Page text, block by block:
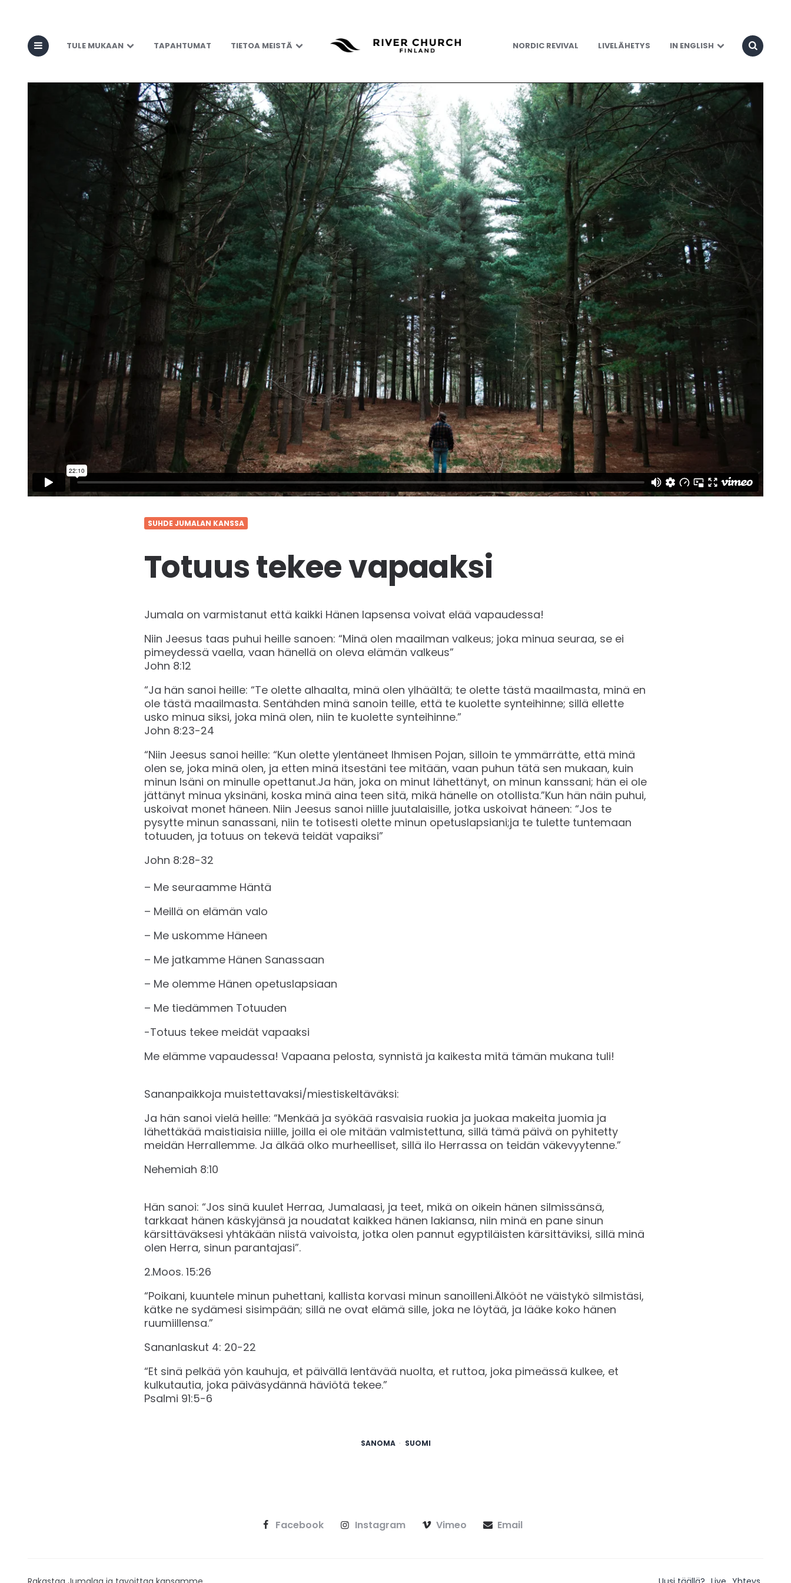
TULE MUKAAN TAPAHTUMAT TIETOA MEISTÄ NORDIC REVIVAL LIVELÄHETYS IN ENGLISH
SUHDE JUMALAN KANSSA
Totuus tekee vapaaksi
Jumala on varmistanut että kaikki Hänen lapsensa voivat elää vapaudessa!
Niin Jeesus taas puhui heille sanoen: “Minä olen maailman valkeus; joka minua seuraa, se ei
pimeydessä vaella, vaan hänellä on oleva elämän valkeus”
‭‭John‬ ‭8:12‬ ‭
“Ja hän sanoi heille: “Te olette alhaalta, minä olen ylhäältä; te olette tästä maailmasta, minä en
ole tästä maailmasta. Sentähden minä sanoin teille, että te kuolette synteihinne; sillä ellette
usko minua siksi, joka minä olen, niin te kuolette synteihinne.”
‭‭John‬ ‭8:23-24‬ ‭
“Niin Jeesus sanoi heille: “Kun olette ylentäneet Ihmisen Pojan, silloin te ymmärrätte, että minä
olen se, joka minä olen, ja etten minä itsestäni tee mitään, vaan puhun tätä sen mukaan, kuin
minun Isäni on minulle opettanut.Ja hän, joka on minut lähettänyt, on minun kanssani; hän ei ole
jättänyt minua yksinäni, koska minä aina teen sitä, mikä hänelle on otollista.”Kun hän näin puhui,
uskoivat monet häneen. Niin Jeesus sanoi niille juutalaisille, jotka uskoivat häneen: “Jos te
pysytte minun sanassani, niin te totisesti olette minun opetuslapsiani;ja te tulette tuntemaan
totuuden, ja totuus on tekevä teidät vapaiksi”
‭‭John‬ ‭8:28-32‬
– Me seuraamme Häntä
– Meillä on elämän valo
– Me uskomme Häneen
– Me jatkamme Hänen Sanassaan
– Me olemme Hänen opetuslapsiaan
– Me tiedämmen Totuuden
-Totuus tekee meidät vapaaksi
Me elämme vapaudessa! Vapaana pelosta, synnistä ja kaikesta mitä tämän mukana tuli!
Sananpaikkoja muistettavaksi/miestiskeltäväksi:
Ja hän sanoi vielä heille: “Menkää ja syökää rasvaisia ruokia ja juokaa makeita juomia ja
lähettäkää maistiaisia niille, joilla ei ole mitään valmistettuna, sillä tämä päivä on pyhitetty
meidän Herrallemme. Ja älkää olko murheelliset, sillä ilo Herrassa on teidän väkevyytenne.”
‭‭Nehemiah‬ ‭8:10‬ ‭
Hän sanoi: “Jos sinä kuulet Herraa, Jumalaasi, ja teet, mikä on oikein hänen silmissänsä,
tarkkaat hänen käskyjänsä ja noudatat kaikkea hänen lakiansa, niin minä en pane sinun
kärsittäväksesi yhtäkään niistä vaivoista, jotka olen pannut egyptiläisten kärsittäviksi, sillä minä
olen Herra, sinun parantajasi”.
2.Moos. 15:26
“Poikani, kuuntele minun puhettani, kallista korvasi minun sanoilleni.Älkööt ne väistykö silmistäsi,
kätke ne sydämesi sisimpään; sillä ne ovat elämä sille, joka ne löytää, ja lääke koko hänen
ruumiillensa.”
Sananlaskut 4: 20-22
“Et sinä pelkää yön kauhuja, et päivällä lentävää nuolta, et ruttoa, joka pimeässä kulkee, et
kulkutautia, joka päiväsydännä häviötä tekee.”
‭‭Psalmi‬ ‭91:5-6‬ ‬
SANOMA SUOMI
Facebook Instagram Vimeo Email